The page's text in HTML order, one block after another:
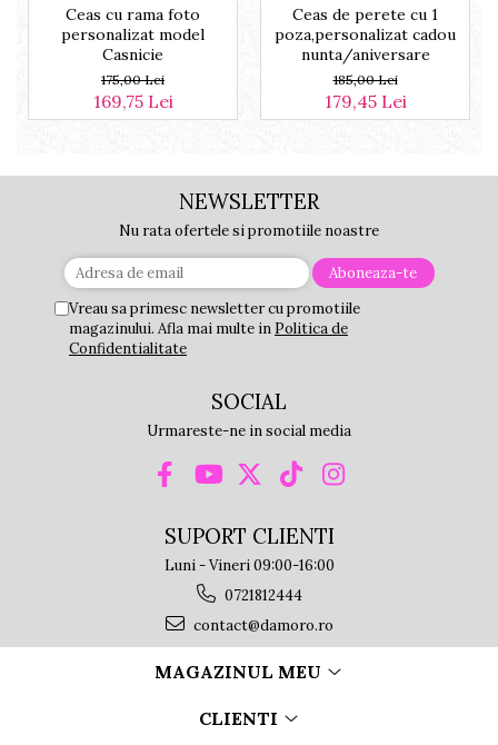
Ceas cu rama foto
personalizat model
Casnicie
175,00 Lei
169,75 Lei
Ceas de perete cu 1
poza,personalizat cadou
nunta/aniversare
185,00 Lei
179,45 Lei
NEWSLETTER
Nu rata ofertele si promotiile noastre
Vreau sa primesc newsletter cu promotiile
magazinului. Afla mai multe in Politica de
Confidentialitate
SOCIAL
Urmareste-ne in social media
SUPORT CLIENTI
Luni - Vineri 09:00-16:00
0721812444
contact@damoro.ro
MAGAZINUL MEU
CLIENTI